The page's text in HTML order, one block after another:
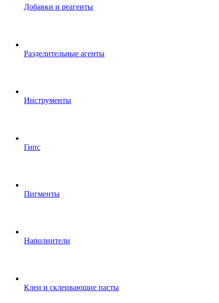
Добавки и реагенты
Разделительные агенты
Инструменты
Гипс
Пигменты
Наполнители
Клеи и склеивающие пасты